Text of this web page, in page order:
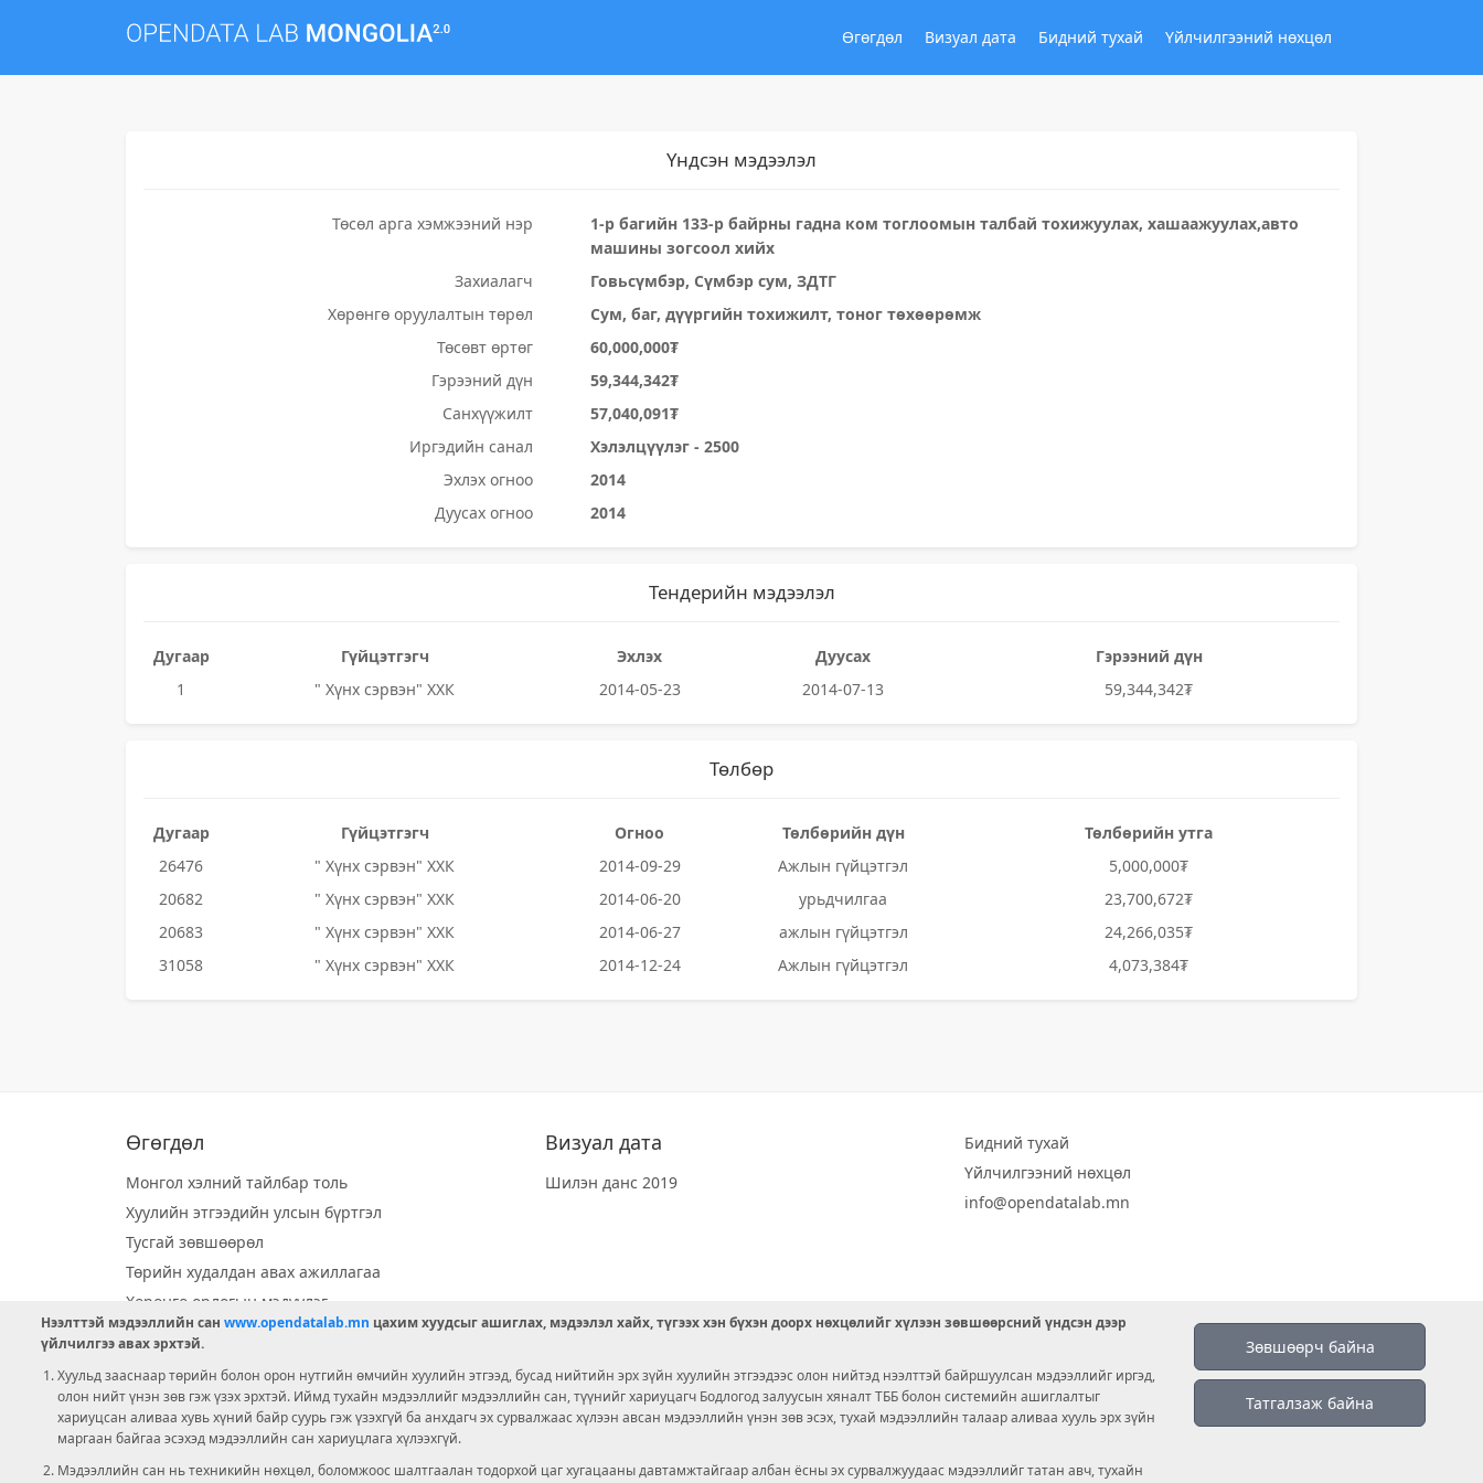
Өгөгдөл Визуал дата Бидний тухай Үйлчилгээний нөхцөл
Үндсэн мэдээлэл
Төсөл арга хэмжээний нэр
1-р багийн 133-р байрны гадна ком тоглоомын талбай тохижуулах, хашаажуулах,авто
машины зогсоол хийх
Захиалагч
Говьсүмбэр, Сүмбэр сум, ЗДТГ
Хөрөнгө оруулалтын төрөл
Сум, баг, дүүргийн тохижилт, тоног төхөөрөмж
Төсөвт өртөг
60,000,000₮
Гэрээний дүн
59,344,342₮
Санхүүжилт
57,040,091₮
Иргэдийн санал
Хэлэлцүүлэг - 2500
Эхлэх огноо
2014
Дуусах огноо
2014
Тендерийн мэдээлэл
Дугаар Гүйцэтгэгч Эхлэх Дуусах
Гэрээний дүн
1
" Хүнх сэрвэн" ХХК 2014-05-23 2014-07-13 59,344,342₮
Төлбөр
Дугаар Гүйцэтгэгч Огноо Төлбөрийн дүн
Төлбөрийн утга
26476
" Хүнх сэрвэн" ХХК 2014-09-29 Ажлын гүйцэтгэл
5,000,000₮
20682
" Хүнх сэрвэн" ХХК 2014-06-20 урьдчилгаа
23,700,672₮
20683
" Хүнх сэрвэн" ХХК 2014-06-27 ажлын гүйцэтгэл
24,266,035₮
31058
" Хүнх сэрвэн" ХХК 2014-12-24 Ажлын гүйцэтгэл 4,073,384₮
Өгөгдөл
Монгол хэлний тайлбар толь
Хуулийн этгээдийн улсын бүртгэл
Тусгай зөвшөөрөл
Төрийн худалдан авах ажиллагаа
Хөрөнгө орлогын мэдүүлэг
Орон нутгийн хөгжлийн сан
Ээлжит сонгууль
Ашигт малтмал тусгай зөвшөөрөл
Визуал дата
Шилэн данс 2019
Бидний тухай
Үйлчилгээний нөхцөл
info@opendatalab.mn
Зөвшөөрч байна
Татгалзаж байна
Нээлттэй мэдээллийн сан www.opendatalab.mn цахим хуудсыг ашиглах, мэдээлэл хайх, түгээх хэн бүхэн доорх нөхцөлийг хүлээн зөвшөөрсний үндсэн дээр
үйлчилгээ авах эрхтэй.
Хуульд зааснаар төрийн болон орон нутгийн өмчийн хуулийн этгээд, бусад нийтийн эрх зүйн хуулийн этгээдээс олон нийтэд нээлттэй байршуулсан мэдээллийг иргэд,
олон нийт үнэн зөв гэж үзэх эрхтэй. Иймд тухайн мэдээллийг мэдээллийн сан, түүнийг хариуцагч Бодлогод залуусын хяналт ТББ болон системийн ашиглалтыг
хариуцсан аливаа хувь хүний байр суурь гэж үзэхгүй ба анхдагч эх сурвалжаас хүлээн авсан мэдээллийн үнэн зөв эсэх, тухай мэдээллийн талаар аливаа хууль эрх зүйн
маргаан байгаа эсэхэд мэдээллийн сан хариуцлага хүлээхгүй.
Мэдээллийн сан нь техникийн нөхцөл, боломжоос шалтгаалан тодорхой цаг хугацааны давтамжтайгаар албан ёсны эх сурвалжуудаас мэдээллийг татан авч, тухайн